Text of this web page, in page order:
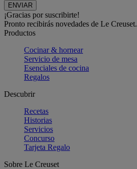
¡Gracias por suscribirte!
Pronto recibirás novedades de Le Creuset.
Productos
Cocinar & hornear
Servicio de mesa
Esenciales de cocina
Regalos
Descubrir
Recetas
Historias
Servicios
Concurso
Tarjeta Regalo
Sobre Le Creuset